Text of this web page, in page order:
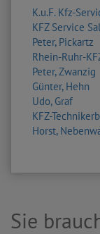
K.u.F. Kfz-
KFZ Service
Peter, Pickartz
Rhein-Ruhr-
Peter, Zwanzig
Günter, Hehn
Udo, Graf
KFZ-
Horst,
Sie